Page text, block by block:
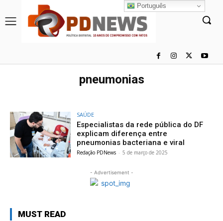
pneumonias
SAÚDE
Especialistas da rede pública do DF
explicam diferença entre
pneumonias bacteriana e viral
Redação PDNews - 5 de março de 2025
- Advertisement -
MUST READ
Português